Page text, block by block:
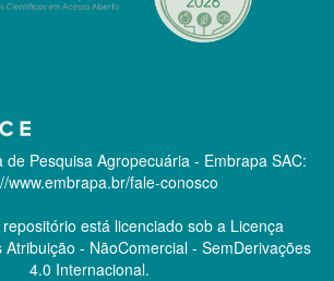
de Pesquisa Agropecuária - Embrapa SAC:
www.embrapa.br/fale-conosco
está licenciado sob a Licença
Atribuição - NãoComercial - SemDerivações
4.0 Internacional.